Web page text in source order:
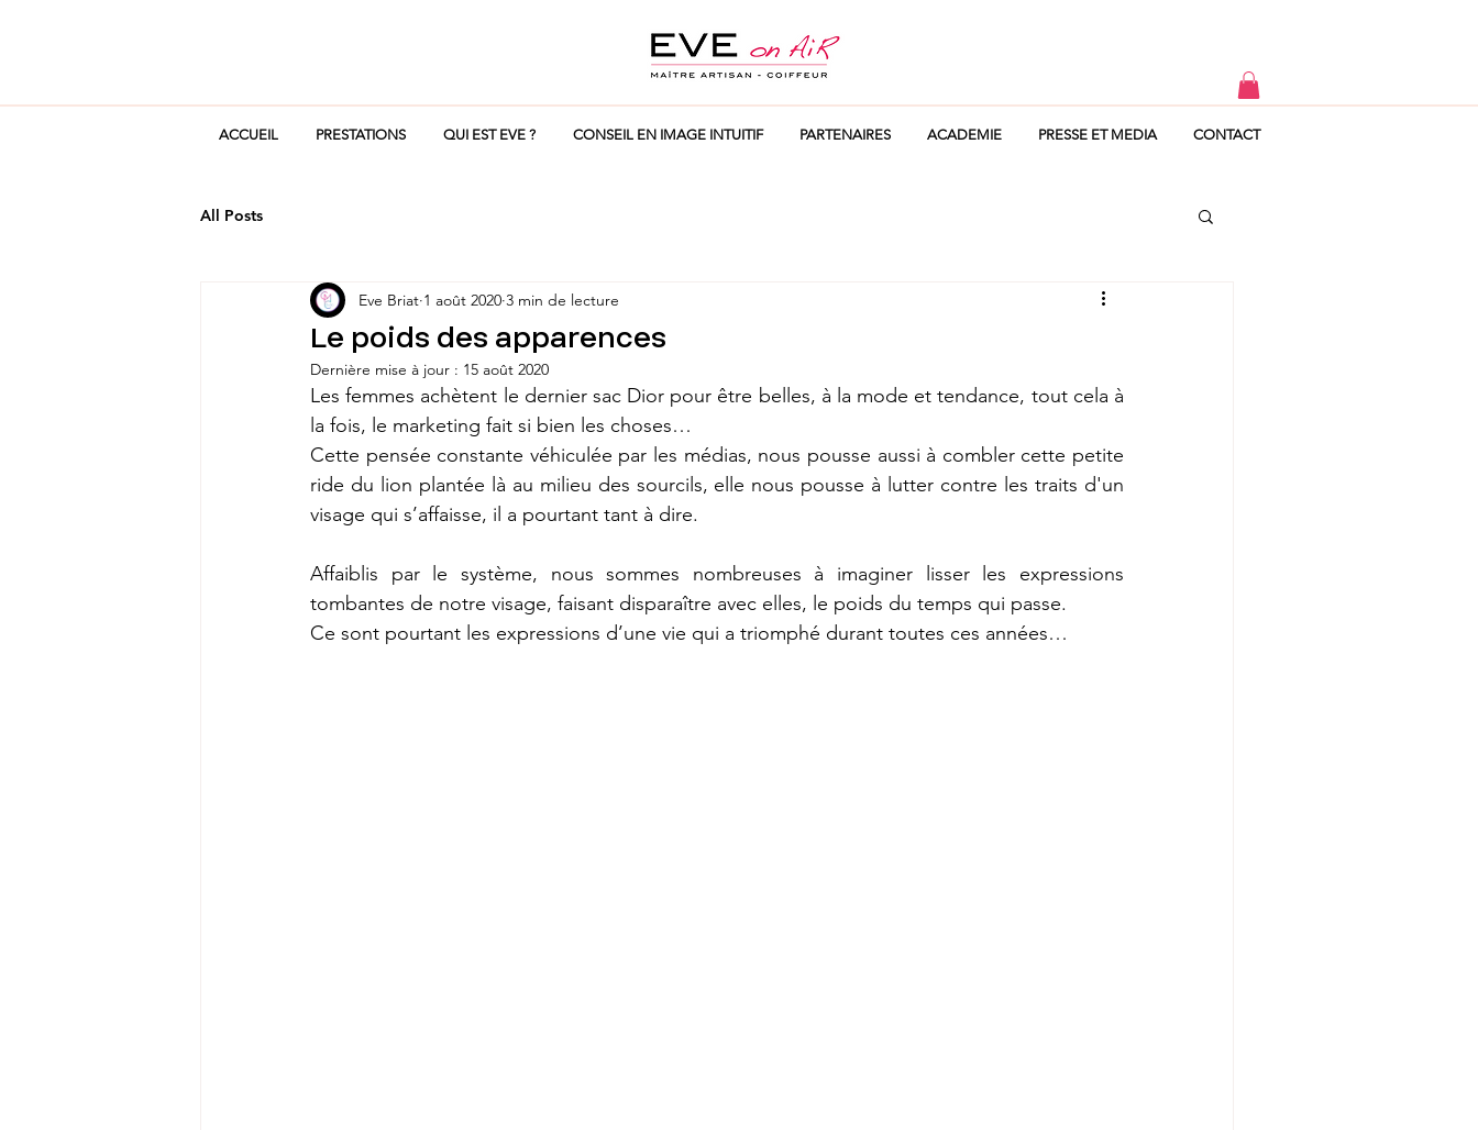
ACCUEIL PRESTATIONS QUI EST EVE ? CONSEIL EN IMAGE INTUITIF PARTENAIRES ACADEMIE PRESSE ET MEDIA CONTACT
All Posts
Le poids des apparences
Eve Briat 1 août 2020 3 min de lecture
Dernière mise à jour : 15 août 2020
Les femmes achètent le dernier sac Dior pour être belles, à la mode et tendance, tout cela à
la fois, le marketing fait si bien les choses…
Cette pensée constante véhiculée par les médias, nous pousse aussi à combler cette petite
ride du lion plantée là au milieu des sourcils, elle nous pousse à lutter contre les traits d'un
visage qui s’affaisse, il a pourtant tant à dire.
Affaiblis par le système, nous sommes nombreuses à imaginer lisser les expressions
tombantes de notre visage, faisant disparaître avec elles, le poids du temps qui passe.
Ce sont pourtant les expressions d’une vie qui a triomphé durant toutes ces années…